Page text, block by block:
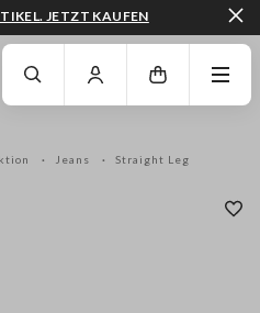
SIE ZUM ENDE DER SEITE
JETZT KAUFEN
Jeans Straight Leg